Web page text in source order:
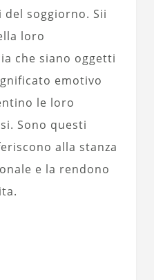
soggiorno. Sii
loro
che siano oggetti
emotivo
le loro
Sono questi
alla stanza
e la rendono